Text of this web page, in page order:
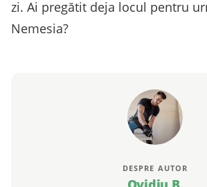
zi. Ai pregătit deja locul pentru
Nemesia?
DESPRE AUTOR